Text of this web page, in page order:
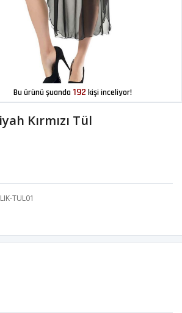
Bu ürünü şuanda 192 kişi inceliyor!
Kırmızı Tül
TUL01